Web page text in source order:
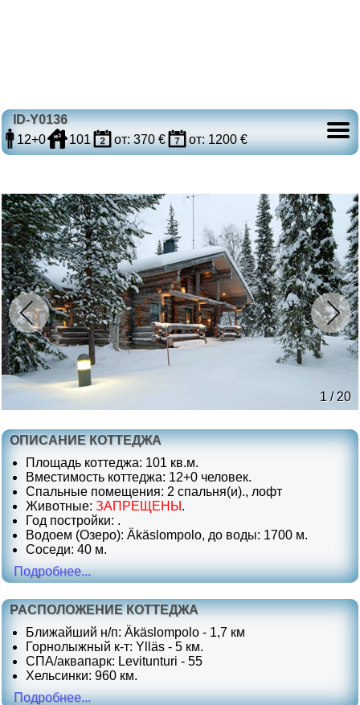
ID-Y0136
12+0
101 от: 370 € от: 1200 €
1 / 20
ОПИСАНИЕ КОТТЕДЖА
Площадь коттеджа: 101 кв.м.
Вместимость коттеджа: 12+0 человек.
Спальные помещения: 2 спальня(и)., лофт
Животные: ЗАПРЕЩЕНЫ .
Год постройки: .
Водоем (Озеро): Äkäslompolo, до воды: 1700 м.
Соседи: 40 м.
Подробнее...
РАСПОЛОЖЕНИЕ КОТТЕДЖА
Ближайший н/п: Äkäslompolo - 1,7 км
Горнолыжный к-т: Ylläs - 5 км.
СПА/аквапарк: Levitunturi - 55
Хельсинки: 960 км.
Подробнее...